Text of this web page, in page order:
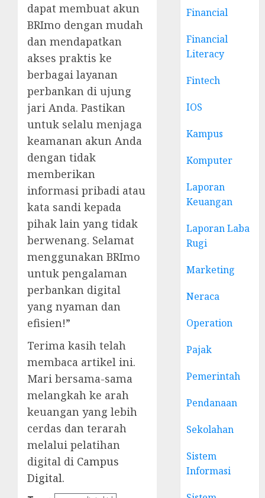
dapat membuat akun
BRImo dengan mudah
dan mendapatkan
akses praktis ke
berbagai layanan
perbankan di ujung
jari Anda. Pastikan
untuk selalu menjaga
keamanan akun Anda
dengan tidak
memberikan
informasi pribadi atau
kata sandi kepada
pihak lain yang tidak
berwenang. Selamat
menggunakan BRImo
untuk pengalaman
perbankan digital
yang nyaman dan
efisien!”
Terima kasih telah
membaca artikel ini.
Mari bersama-sama
melangkah ke arah
keuangan yang lebih
cerdas dan terarah
melalui pelatihan
digital di Campus
Digital.
Financial
Financial
Literacy
Fintech
IOS
Kampus
Komputer
Laporan
Keuangan
Laporan Laba
Rugi
Marketing
Neraca
Operation
Pajak
Pemerintah
Pendanaan
Sekolahan
Sistem
Informasi